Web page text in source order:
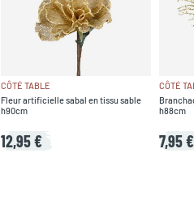
CÔTÉ TABLE
Fleur artificielle sabal en tissu sable
h90cm
12,95 €
CÔTÉ
h88cm
7,95 €